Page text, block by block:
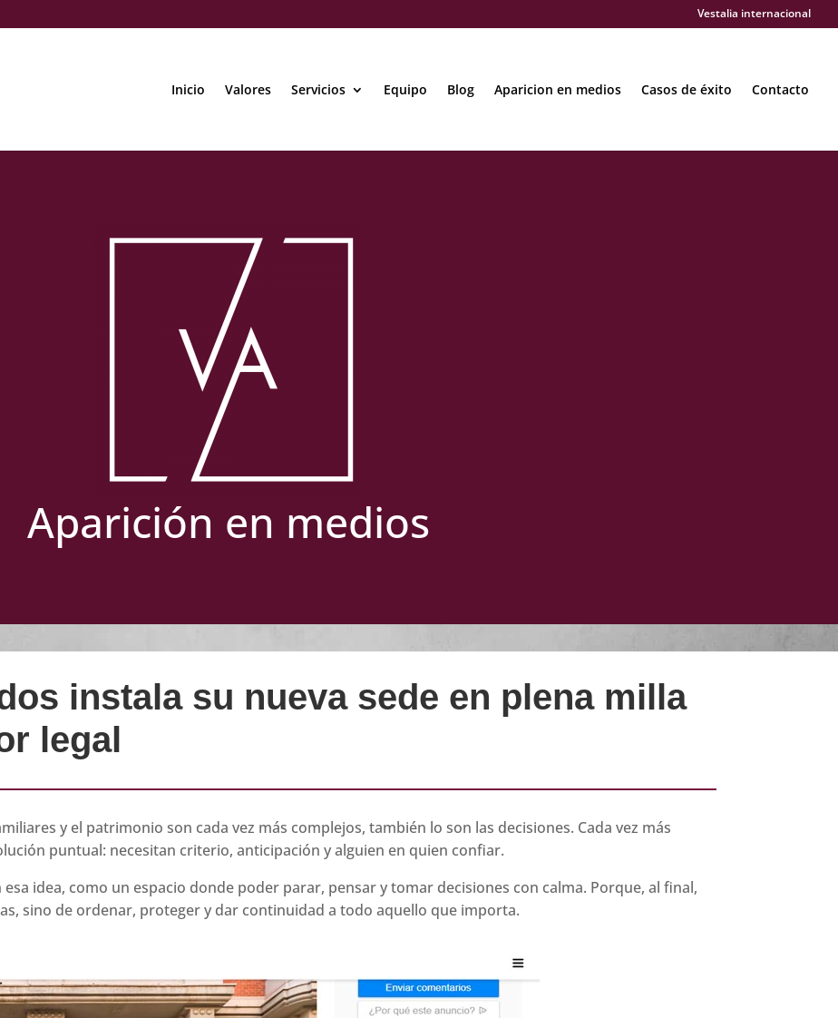
Vestalia internacional
Inicio Valores Servicios Equipo Blog Aparicion en medios Casos de éxito Contacto
Aparición en medios
instala su nueva sede en plena milla
legal
y el patrimonio son cada vez más complejos, también lo son las decisiones. Cada vez más
puntual: necesitan criterio, anticipación y alguien en quien confiar.
idea, como un espacio donde poder parar, pensar y tomar decisiones con calma. Porque, al final,
sino de ordenar, proteger y dar continuidad a todo aquello que importa.